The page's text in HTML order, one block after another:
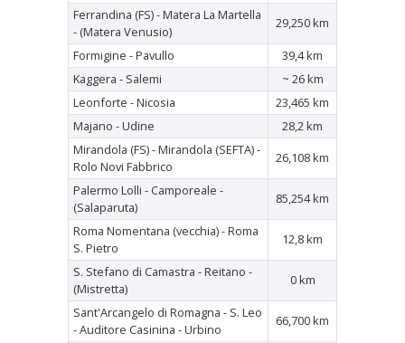
Ferrandina (FS) - Matera La Martella
- (Matera Venusio)
29,250 km
Formigine - Pavullo
39,4 km
Kaggera - Salemi
~ 26 km
Leonforte - Nicosia
23,465 km
Majano - Udine
28,2 km
Mirandola (FS) - Mirandola (SEFTA) -
Rolo Novi Fabbrico
26,108 km
Palermo Lolli - Camporeale -
(Salaparuta)
85,254 km
Roma Nomentana (vecchia) - Roma
S. Pietro
12,8 km
S. Stefano di Camastra - Reitano -
(Mistretta)
0 km
Sant'Arcangelo di Romagna - S. Leo
- Auditore Casinina - Urbino
66,700 km